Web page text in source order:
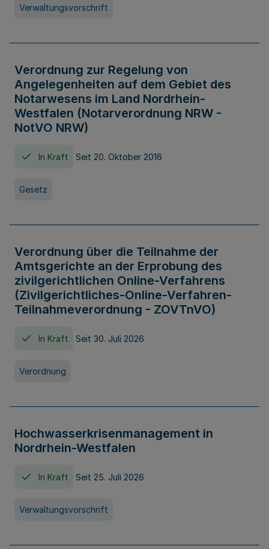
Verwaltungsvorschrift
Verordnung zur Regelung von
Angelegenheiten auf dem Gebiet des
Notarwesens im Land Nordrhein-
Westfalen (Notarverordnung NRW -
NotVO NRW)
In Kraft Seit 20. Oktober 2016
Gesetz
Verordnung über die Teilnahme der
Amtsgerichte an der Erprobung des
zivilgerichtlichen Online-Verfahrens
(Zivilgerichtliches-Online-Verfahren-
Teilnahmeverordnung - ZOVTnVO)
In Kraft Seit 30. Juli 2026
Verordnung
Hochwasserkrisenmanagement in
Nordrhein-Westfalen
In Kraft Seit 25. Juli 2026
Verwaltungsvorschrift